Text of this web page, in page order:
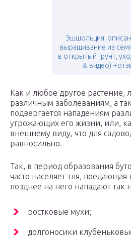
Эшшольция:
выращивание из
в открытый грунт,
& видео)
Как и любое другое растение,
различным заболеваниям, а
подвергается нападениям
угрожающих его жизни, или,
внешнему виду, что для
равносильно.
Так, в период образования
часто населяет тля, поедающая
позднее на него нападают так
ростковые мухи;
долгоносики